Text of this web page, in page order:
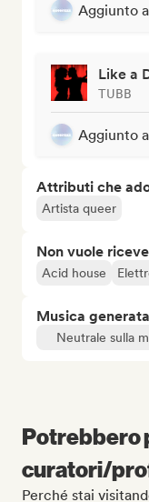
Aggiunto
Like a
TUBB
Aggiunto
Attributi che
Artista queer
Non vuole
Acid house
Musica
Neutrale sulla
Potrebbero
curatori/
Perché stai